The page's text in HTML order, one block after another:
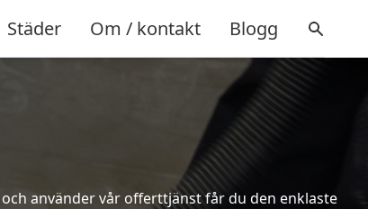
Städer Om / kontakt Blogg
använder vår offerttjänst får du den enklaste